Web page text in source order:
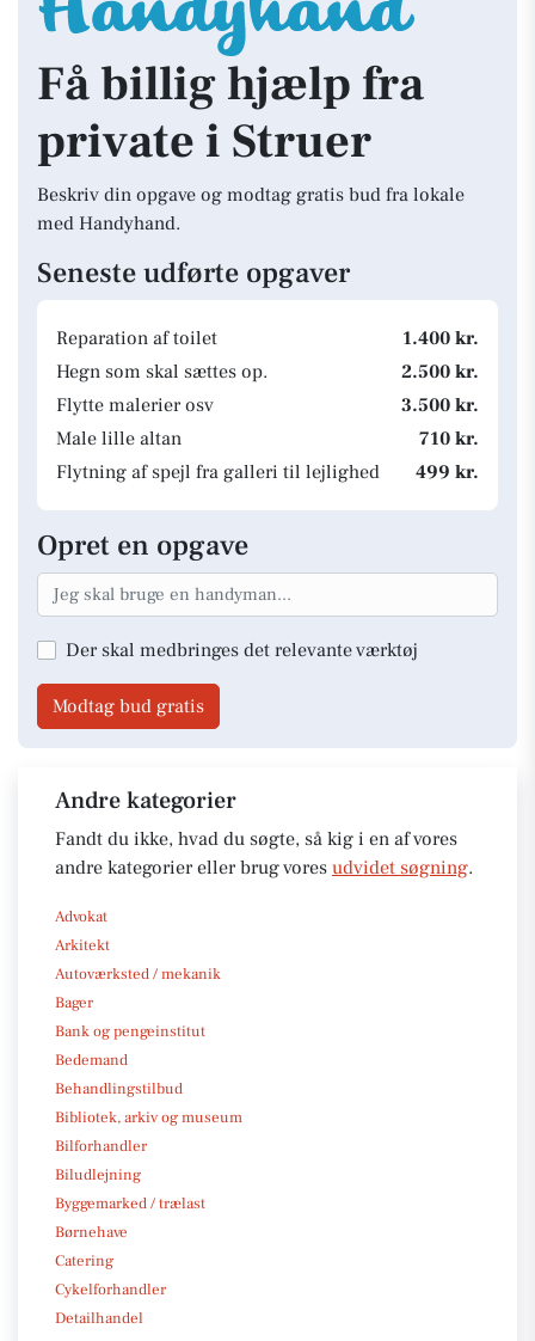
Få billig hjælp fra
private i Struer
Beskriv din opgave og modtag gratis bud fra lokale
med Handyhand.
Seneste udførte opgaver
Reparation af toilet
1.400 kr.
Hegn som skal sættes op.
2.500 kr.
Flytte malerier osv
3.500 kr.
Male lille altan
710 kr.
Flytning af spejl fra galleri til lejlighed
499 kr.
Opret en opgave
Der skal medbringes det relevante værktøj
Modtag bud gratis
Andre kategorier
Fandt du ikke, hvad du søgte, så kig i en af vores
andre kategorier eller brug vores udvidet søgning.
Advokat
Arkitekt
Autoværksted / mekanik
Bager
Bank og pengeinstitut
Bedemand
Behandlingstilbud
Bibliotek, arkiv og museum
Bilforhandler
Biludlejning
Byggemarked / trælast
Børnehave
Catering
Cykelforhandler
Detailhandel